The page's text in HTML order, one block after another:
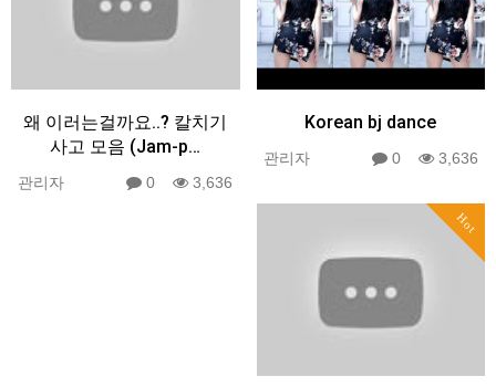
왜 이러는걸까요..? 칼치기
사고 모음 (Jam-p…
관리자 0 3,636
Korean bj dance
관리자 0 3,636
Hot